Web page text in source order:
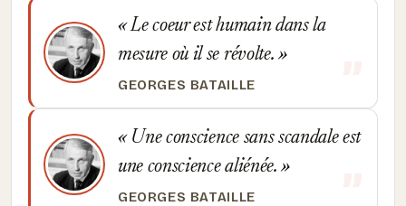
Le coeur est humain dans la
mesure où il se révolte.
GEORGES BATAILLE
Une conscience sans scandale est
une conscience aliénée.
GEORGES BATAILLE